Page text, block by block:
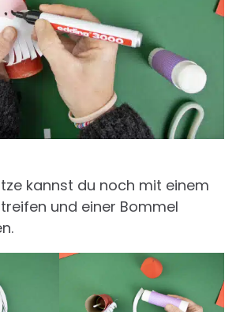
kannst du noch mit einem
und einer Bommel